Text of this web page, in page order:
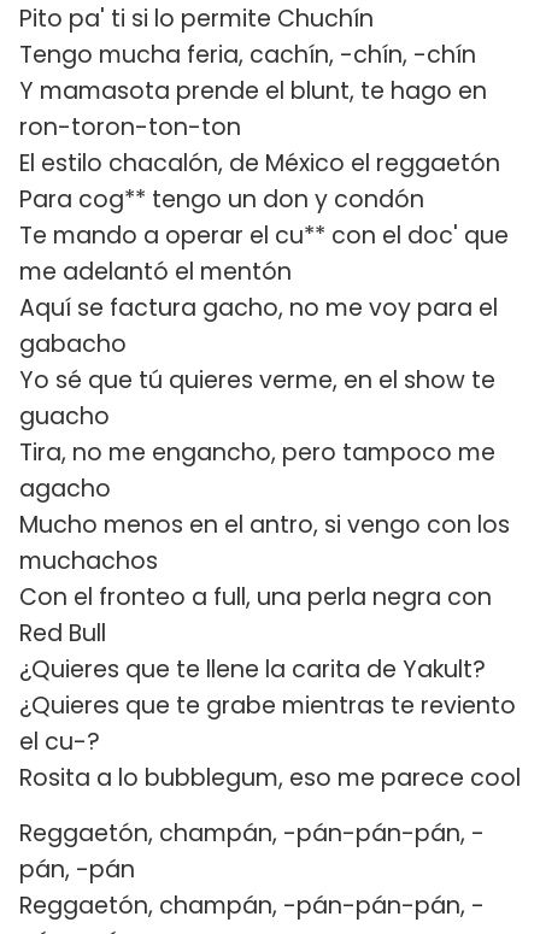
Pito pa' ti si lo permite Chuchín
Tengo mucha feria, cachín, -chín, -chín
Y mamasota prende el blunt, te hago en
ron-toron-ton-ton
El estilo chacalón, de México el reggaetón
Para cog** tengo un don y condón
Te mando a operar el cu** con el doc' que
me adelantó el mentón
Aquí se factura gacho, no me voy para el
gabacho
Yo sé que tú quieres verme, en el show te
guacho
Tira, no me engancho, pero tampoco me
agacho
Mucho menos en el antro, si vengo con los
muchachos
Con el fronteo a full, una perla negra con
Red Bull
¿Quieres que te llene la carita de Yakult?
¿Quieres que te grabe mientras te reviento
el cu-?
Rosita a lo bubblegum, eso me parece cool
Reggaetón, champán, -pán-pán-pán, -
pán, -pán
Reggaetón, champán, -pán-pán-pán, -